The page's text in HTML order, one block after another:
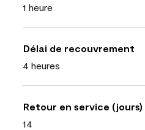
1 heure
Délai de recouvrement
4 heures
Retour en service (jours)
14